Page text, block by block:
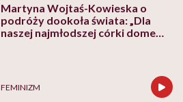
Martyna Wojtaś-Kowieska o
podróży dookoła świata: „Dla
naszej najmłodszej córki domem
FEMINIZM